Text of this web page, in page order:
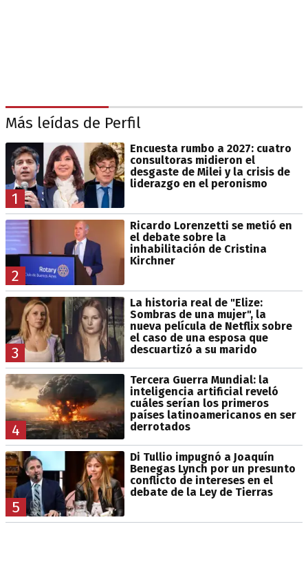
Más leídas de Perfil
1
Encuesta rumbo a 2027: cuatro
consultoras midieron el
desgaste de Milei y la crisis de
liderazgo en el peronismo
2
Ricardo Lorenzetti se metió en
el debate sobre la
inhabilitación de Cristina
Kirchner
3
La historia real de "Elize:
Sombras de una mujer", la
nueva película de Netflix sobre
el caso de una esposa que
descuartizó a su marido
4
Tercera Guerra Mundial: la
inteligencia artificial reveló
cuáles serían los primeros
países latinoamericanos en ser
derrotados
5
Di Tullio impugnó a Joaquín
Benegas Lynch por un presunto
conflicto de intereses en el
debate de la Ley de Tierras